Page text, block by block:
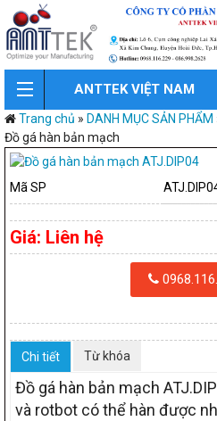
ANTTEK VIỆT NAM
Trang chủ » DANH MỤC SẢN PHẨM
Đồ gá hàn bản mạch
Mã SP
Giá: Liên hệ
Chi tiết Từ khóa
Đồ gá hàn bản mạch
và rotbot có thể hàn được